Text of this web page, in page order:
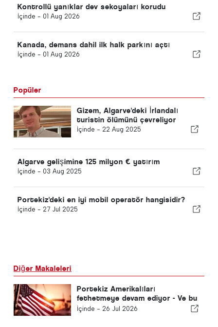
Kontrollü yanıklar dev sekoyaları korudu
İçinde - 01 Aug 2026
Kanada, demans dahil ilk halk parkını açtı
İçinde - 01 Aug 2026
Popüler
Gizem, Algarve'deki İrlandalı
turistin ölümünü çevreliyor
İçinde - 22 Aug 2025
Algarve gelişimine 125 milyon € yatırım
İçinde - 03 Aug 2025
Portekiz'deki en iyi mobil operatör hangisidir?
İçinde - 27 Jul 2025
Diğer Makaleleri
Portekiz Amerikalıları
fethetmeye devam ediyor - Ve bu
sadece güneş yüzünden değil
İçinde - 26 Jul 2026